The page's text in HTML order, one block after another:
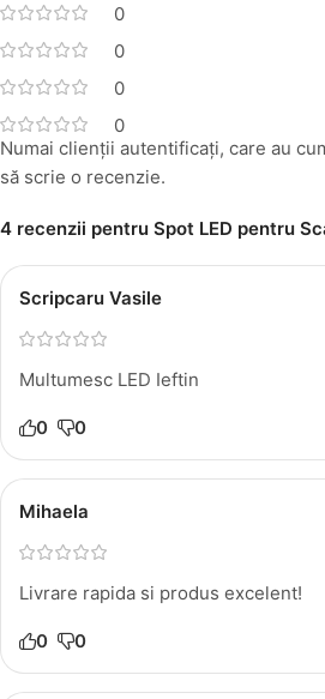
0
0
0
0
4 recenzii pentru Spot LED pentru
Scripcaru Vasile
Multumesc LED Ieftin
0 0
Mihaela
Livrare rapida si produs excelent!
0 0
Numai clienții autentificați, care au
să scrie o recenzie.